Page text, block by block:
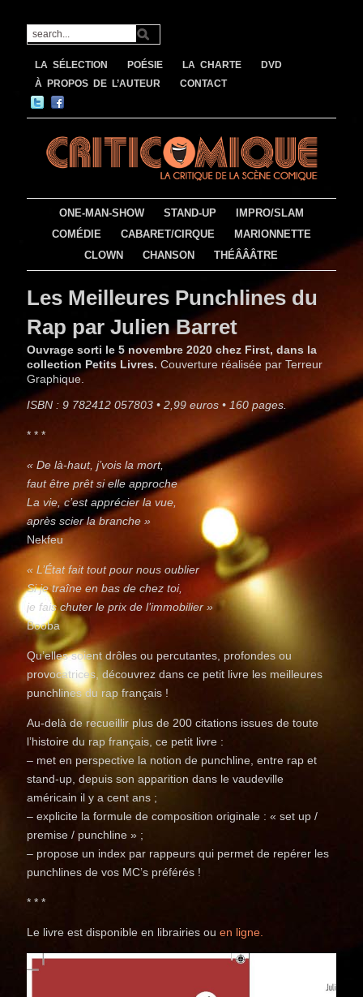
LA SÉLECTION POÉSIE LA CHARTE
DVD
À PROPOS DE L’AUTEUR
CONTACT
ONE-MAN-SHOW STAND-UP
IMPRO/SLAM
COMÉDIE
CABARET/CIRQUE
MARIONNETTE
CLOWN
CHANSON THÉÂÂÂTRE
Les Meilleures Punchlines du
Rap par Julien Barret
Ouvrage sorti le 5 novembre 2020 chez First, dans la
collection Petits Livres.Couverture réalisée par Terreur
Graphique.
ISBN : 9 782412 057803 • 2,99 euros • 160 pages.
* * *
« De là-haut, j’vois la mort,
faut être prêt si elle approche
La vie, c’est apprécier la vue,
après scier la branche »
Nekfeu
« L’État fait tout pour nous oublier
Si je traîne en bas de chez toi,
je fais chuter le prix de l’immobilier »
Booba
Qu’elles soient drôles ou percutantes, profondes ou
provocatrices, découvrez dans ce petit livre les meilleures
punchlines du rap français !
Au-delà de recueillir plus de 200 citations issues de toute
l’histoire du rap français, ce petit livre :
– met en perspective la notion de punchline, entre rap et
stand-up, depuis son apparition dans le vaudeville
américain il y a cent ans ;
– explicite la formule de composition originale : « set up /
premise / punchline » ;
– propose un index par rappeurs qui permet de repérer les
punchlines de vos MC’s préférés !
* * *
Le livre est disponible en librairies ouen ligne.